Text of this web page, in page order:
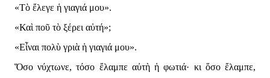
«Τὸ ἔλεγε ἡ γιαγιά μου».
«Καὶ ποῦ τὸ ξέρει αὐτή»;
«Εἶναι πολὺ γριὰ ἡ γιαγιά μου».
Ὅσο νύχτωνε, τόσο ἔλαμπε αὐτὴ ἡ φωτιά· κι ὅσο ἔλαμπε,